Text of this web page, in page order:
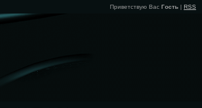
Приветствую Вас Гость | RSS